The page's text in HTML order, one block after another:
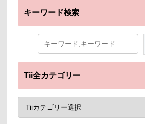
キーワード検索
Tii全カテゴリー